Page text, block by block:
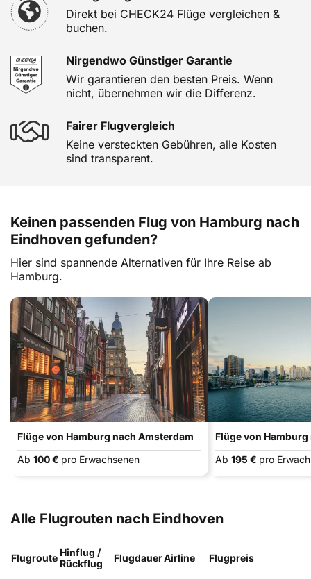
Direkt bei CHECK24 Flüge vergleichen &
buchen.
Nirgendwo Günstiger Garantie
Wir garantieren den besten Preis. Wenn
nicht, übernehmen wir die Differenz.
Fairer Flugvergleich
Keine versteckten Gebühren, alle Kosten
sind transparent.
Keinen passenden Flug von Hamburg nach
Eindhoven gefunden?
Hier sind spannende Alternativen für Ihre Reise ab
Hamburg.
Flüge von Hamburg nach Amsterdam
Ab 100 € pro Erwachsenen
Flüge von
Ab 195 € pro
Alle Flugrouten nach Eindhoven
Flugroute Hinflug /
Rückflug
FlugdauerAirline Flugpreis